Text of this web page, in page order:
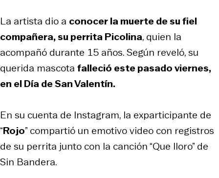
La artista dio a conocer la muerte de su fiel
compañera, su perrita Picolina, quien la
acompañó durante 15 años. Según reveló, su
querida mascota falleció este pasado viernes,
en el Día de San Valentín.
En su cuenta de Instagram, la exparticipante de
“Rojo” compartió un emotivo video con registros
de su perrita junto con la canción “Que lloro” de
Sin Bandera.